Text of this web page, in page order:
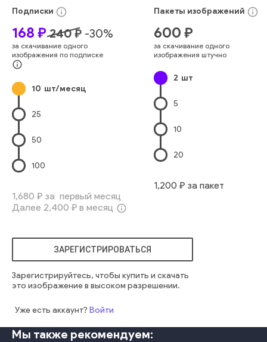
Новшество Место Для Текста Бизнес
Большой Город
женщина
профессиональный работа городской работа
корпоративный формальный
переговоры
исполнительный
рабочее пространство
современная архитектура
Подписки info_outline
168 ₽ 240₽ -30%
за скачивание одного
изображения по подписке
info_outline
10 шт/месяц
25
50
100
1,680 ₽ за первый месяц
Далее 2,400 ₽ в месяц info_outline
Пакеты изображений info_outline
600 ₽
за скачивание одного
изображения штучно
2 шт
5
10
20
1,200 ₽ за пакет
ЗАРЕГИСТРИРОВАТЬСЯ
Зарегистрируйтесь, чтобы купить и скачать
это изображение в высоком разрешении.
Уже есть аккаунт? Войти
Мы также рекомендуем: